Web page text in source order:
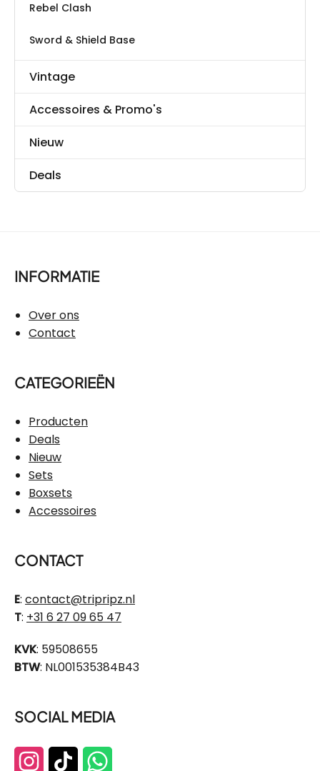
Rebel Clash
Sword & Shield Base
Vintage
Accessoires & Promo's
Nieuw
Deals
INFORMATIE
Over ons
Contact
CATEGORIEËN
Producten
Deals
Nieuw
Sets
Boxsets
Accessoires
CONTACT
E: contact@tripripz.nl
T: +31 6 27 09 65 47
KVK: 59508655
BTW: NL001535384B43
SOCIAL MEDIA